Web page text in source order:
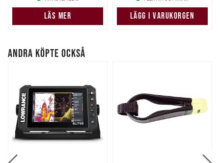
samlat in när du har använt deras tjänster.
LÄS MER LÄGG I VARUKORGEN
ANDRA KÖPTE OCKSÅ